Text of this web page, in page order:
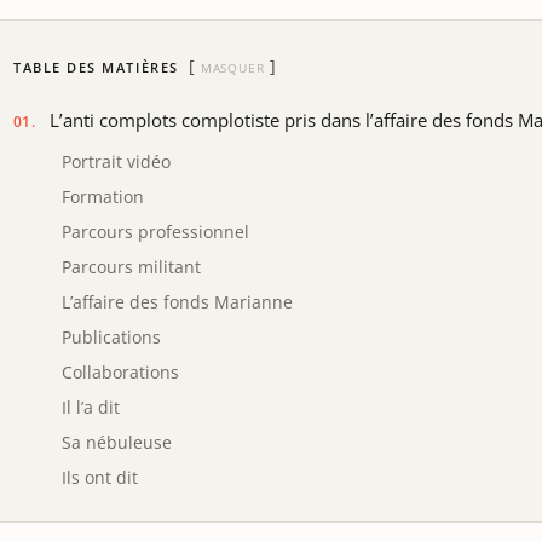
TABLE DES MATIÈRES MASQUER
L’anti complots complotiste pris dans l’affaire des fonds
Portrait vidéo
Formation
Parcours professionnel
Parcours militant
L’affaire des fonds Marianne
Publications
Collaborations
Il l’a dit
Sa nébuleuse
Ils ont dit